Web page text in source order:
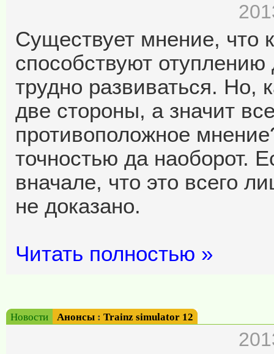
Существует мнение, что
способствуют отуплению
трудно развиваться. Но,
две стороны, а значит
противоположное
точностью да наоборот.
вначале, что это всего
не доказано.
Читать полностью »
Новости Анонсы : Trainz simulator 12